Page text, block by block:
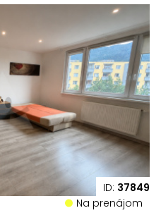
ID: 37849
Na prenájom